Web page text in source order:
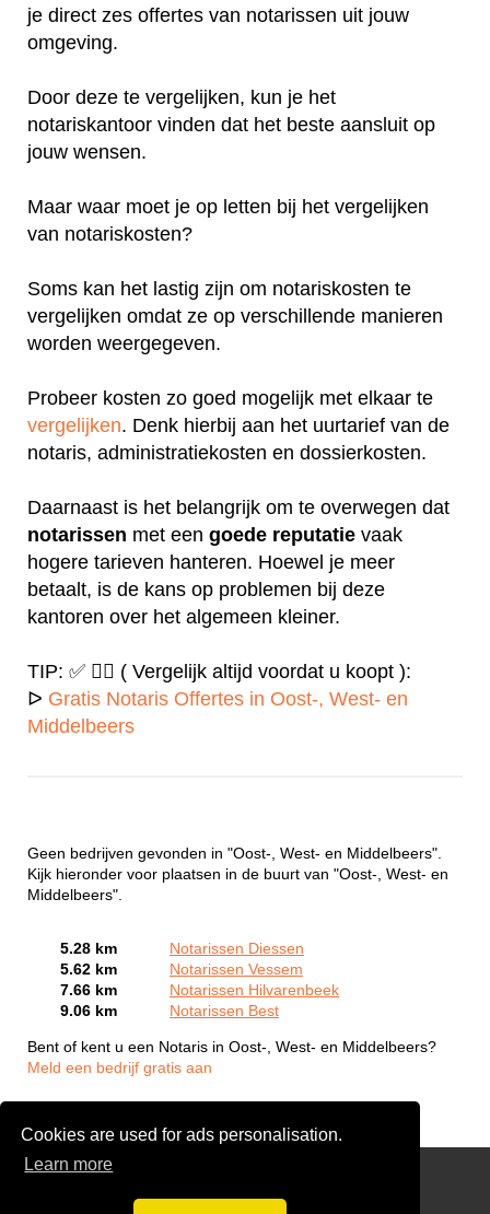
Cookies are used for ads personalisation.
Learn more
je direct zes offertes van notarissen uit jouw
omgeving.
Door deze te vergelijken, kun je het
notariskantoor vinden dat het beste aansluit op
jouw wensen.
Maar waar moet je op letten bij het vergelijken
van notariskosten?
Soms kan het lastig zijn om notariskosten te
vergelijken omdat ze op verschillende manieren
worden weergegeven.
Probeer kosten zo goed mogelijk met elkaar te
vergelijken. Denk hierbij aan het uurtarief van de
notaris, administratiekosten en dossierkosten.
Daarnaast is het belangrijk om te overwegen dat
notarissen met een goede reputatie vaak
hogere tarieven hanteren. Hoewel je meer
betaalt, is de kans op problemen bij deze
kantoren over het algemeen kleiner.
TIP: ✅ ✍🏻 ( Vergelijk altijd voordat u koopt ):
ᐅ Gratis Notaris Offertes in Oost-, West- en
Middelbeers
Geen bedrijven gevonden in "Oost-, West- en Middelbeers".
Kijk hieronder voor plaatsen in de buurt van "Oost-, West- en
Middelbeers".
5.28 km
Notarissen Diessen
5.62 km
Notarissen Vessem
7.66 km
Notarissen Hilvarenbeek
9.06 km
Notarissen Best
Bent of kent u een Notaris in Oost-, West- en Middelbeers?
Meld een bedrijf gratis aan
Stoffeerder nodig?